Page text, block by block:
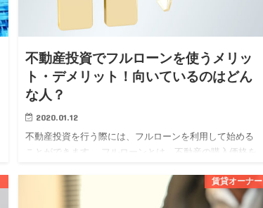
不動産投資でフルローンを使うメリッ
ト・デメリット！向いているのはどん
な人？
2020.01.12
不動産投資を行う際には、フルローンを利用して始める
ことができます。 フルローンとは、不動産の購入価格を
ものです。 不動産投資を始めたい人の中には、フルロー
賃貸オーナー